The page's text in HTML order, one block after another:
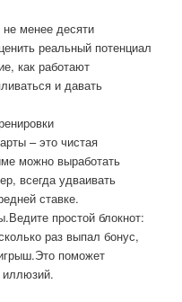
менее десяти
реальный потенциал
как работают
и давать
– это чистая
можно выработать
всегда удваивать
ставке.
простой блокнот:
раз выпал бонус,
поможет
иллюзий.